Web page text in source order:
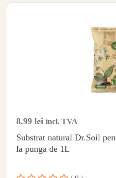
8.99 lei incl. TVA
Substrat natural Dr.Soil
la punga de 1L